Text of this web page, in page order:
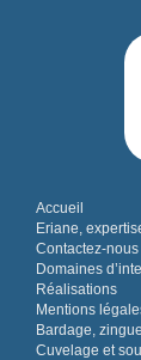
Accueil
Eriane,
Contactez-nous
Domaines
Réalisations
Mentions
Bardage,
Cuvelage et